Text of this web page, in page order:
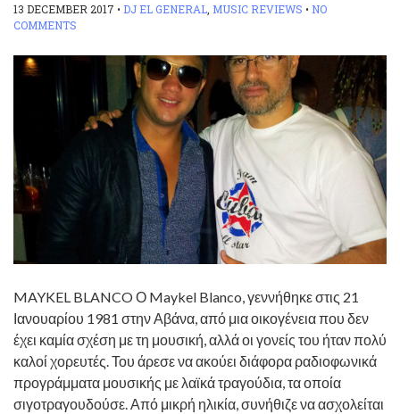
13 DECEMBER 2017 • DJ EL GENERAL MUSIC REVIEWS • NO
COMMENTS
MAYKEL BLANCO Ο Maykel Blanco, γεννήθηκε στις 21
Ιανουαρίου 1981 στην Αβάνα, από μια οικογένεια που δεν
έχει καμία σχέση με τη μουσική, αλλά οι γονείς του ήταν πολύ
καλοί χορευτές. Του άρεσε να ακούει διάφορα ραδιοφωνικά
προγράμματα μουσικής με λαϊκά τραγούδια, τα οποία
σιγοτραγουδούσε. Από μικρή ηλικία, συνήθιζε να ασχολείται